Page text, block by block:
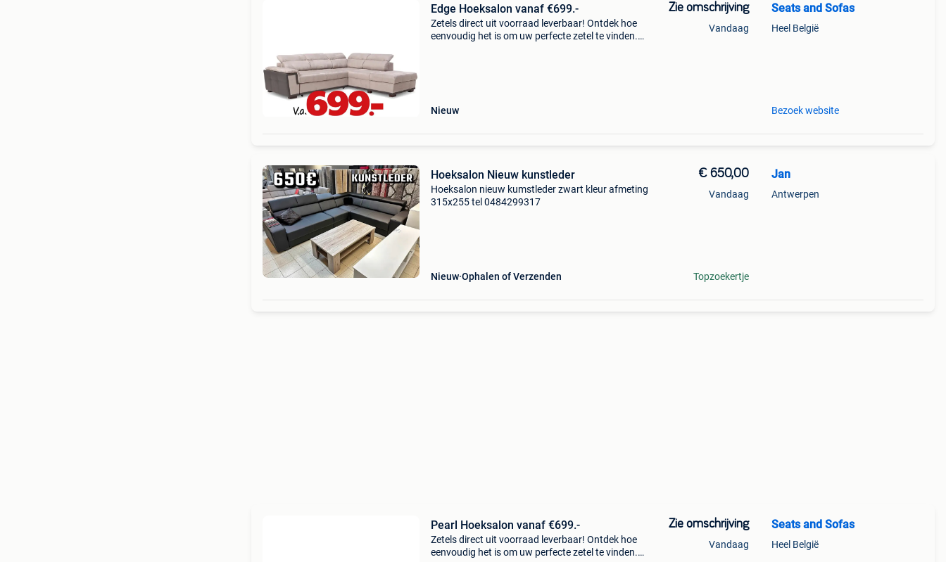
Edge Hoeksalon vanaf €699.-
Zetels direct uit voorraad leverbaar! Ontdek hoe
eenvoudig het is om uw perfecte zetel te vinden.
Nieuw
Zie omschrijving
Vandaag
Seats and Sofas
Heel België
Bezoek website
Hoeksalon Nieuw kunstleder
Hoeksalon nieuw kumstleder zwart kleur afmeting
315x255 tel 0484299317
Nieuw Ophalen of Verzenden
€ 650,00
Vandaag
Topzoekertje
Jan
Antwerpen
Pearl Hoeksalon vanaf €699.-
Zetels direct uit voorraad leverbaar! Ontdek hoe
eenvoudig het is om uw perfecte zetel te vinden.
Zie omschrijving
Vandaag
Seats and Sofas
Heel België